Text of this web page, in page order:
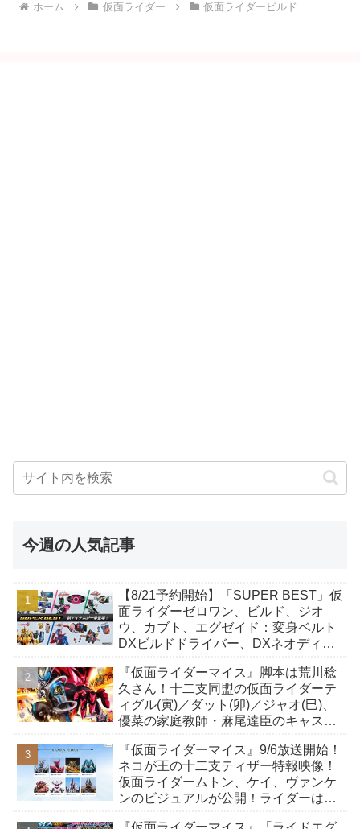
ホーム 仮面ライダー 仮面ライダービルド
今週の人気記事
【8/21予約開始】「SUPER BEST」仮
面ライダーゼロワン、ビルド、ジオ
ウ、カブト、エグゼイド：変身ベルト
DXビルドドライバー、DXネオディケ
か12点！
『仮面ライダーマイス』脚本は荒川稔
久さん！十二支同盟の仮面ライダーテ
ィグル(寅)／ダット(卯)／ジャオ(巳)、
優菜の家庭教師・麻尾達臣のキャスト
んも変身！
『仮面ライダーマイス』9/6放送開始！
ネコが王の十二支ティザー特報映像！
仮面ライダームトン、ケイ、ヴァンケ
ンのビジュアルが公開！ライダーは子